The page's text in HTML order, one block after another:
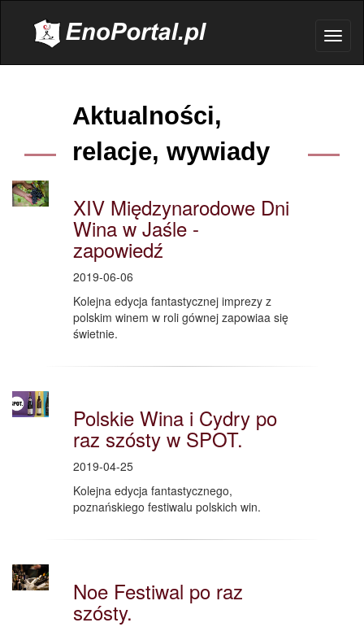
Aktualności,
relacje, wywiady
XIV Międzynarodowe Dni
Wina w Jaśle -
zapowiedź
2019-06-06
Kolejna edycja fantastycznej imprezy z
polskim winem w roli gównej zapowiaa się
świetnie.
Polskie Wina i Cydry po
raz szósty w SPOT.
2019-04-25
Kolejna edycja fantastycznego,
poznańskiego festiwalu polskich win.
Noe Festiwal po raz
szósty.